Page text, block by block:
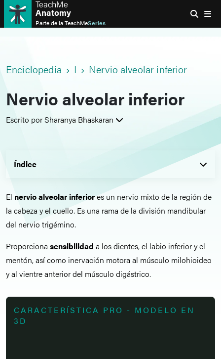
TeachMe
Anatomy
Parte de laTeachMeSeries
Enciclopedia I Nervio alveolar inferior
Nervio alveolar inferior
Escrito por Sharanya Bhaskaran
Índice
El nervio alveolar inferiores un nervio mixto de la región de
la cabeza y el cuello. Es una rama de la división mandibular
del nervio trigémino.
Proporciona sensibilidad a los dientes, el labio inferior y el
mentón, así como inervación motora al músculo milohioideo
y al vientre anterior del músculo digástrico.
CARACTERÍSTICA PRO - MODELO EN
3D